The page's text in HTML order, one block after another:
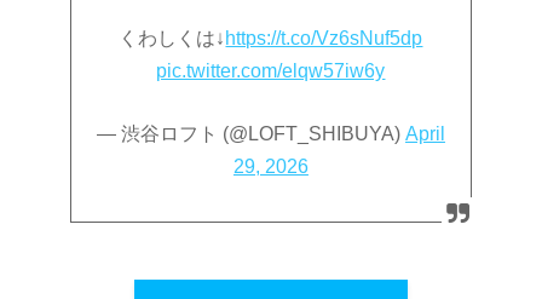
くわしくは↓ https://t.co/Vz6sNuf5dp
pic.twitter.com/elqw57iw6y
— 渋谷ロフト (@LOFT_SHIBUYA) April
29, 2026